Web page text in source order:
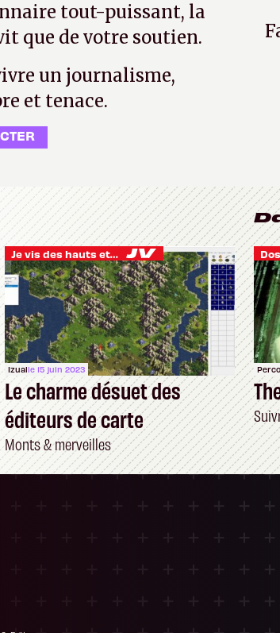
tout-puissant, la
que de votre soutien.
un journalisme,
et tenace.
Je vis des hauts et des bas
Izualle 15 juin 2023
Le charme désuet des
éditeurs de carte
Monts & merveilles
Perco